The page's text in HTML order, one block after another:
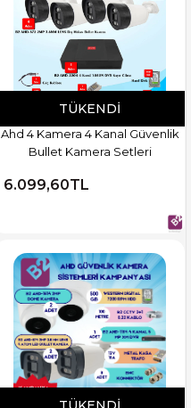
TÜKENDI
Ahd 4 Kamera 4 Kanal Güvenlik
Bullet Kamera Setleri
6.099,60TL